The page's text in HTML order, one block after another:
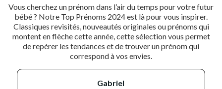
Vous cherchez un prénom dans l’air du temps pour votre futur
bébé ? Notre Top Prénoms 2024 est là pour vous inspirer.
Classiques revisités, nouveautés originales ou prénoms qui
montent en flèche cette année, cette sélection vous permet
de repérer les tendances et de trouver un prénom qui
correspond à vos envies.
gabriel